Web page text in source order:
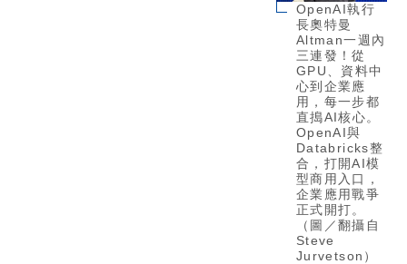
OpenAI執行
長奧特曼
Altman一週內
三連發！從
GPU、資料中
心到企業應
用，每一步都
直搗AI核心。
OpenAI與
Databricks整
合，打開AI模
型商用入口，
企業應用戰爭
正式開打。
（圖／翻攝自
Steve
Jurvetson）